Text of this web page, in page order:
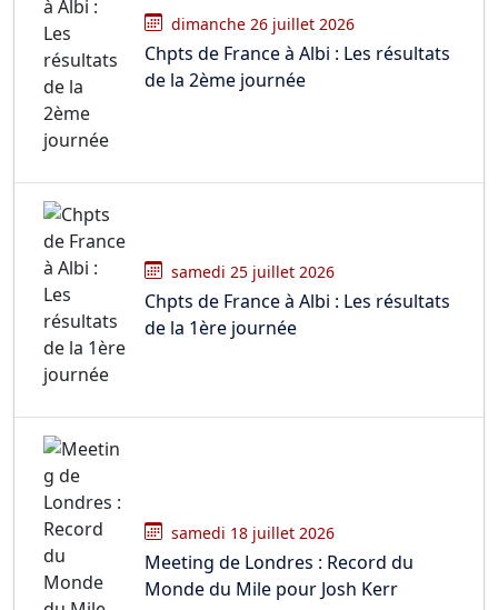
dimanche 26 juillet 2026
Chpts de France à Albi : Les résultats
de la 2ème journée
samedi 25 juillet 2026
Chpts de France à Albi : Les résultats
de la 1ère journée
samedi 18 juillet 2026
Meeting de Londres : Record du
Monde du Mile pour Josh Kerr